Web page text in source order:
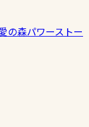
の森パワーストー